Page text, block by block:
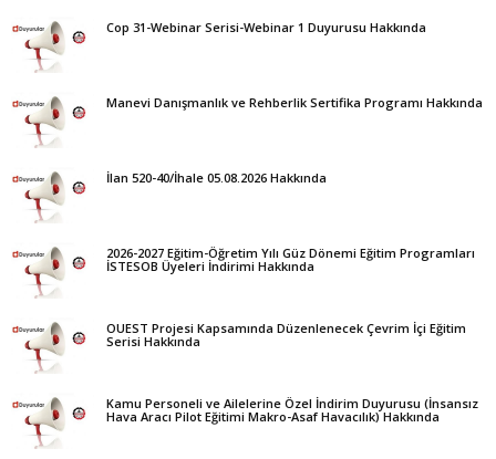
Cop 31-Webinar Serisi-Webinar 1 Duyurusu Hakkında
Manevi Danışmanlık ve Rehberlik Sertifika Programı Hakkında
İlan 520-40/İhale 05.08.2026 Hakkında
2026-2027 Eğitim-Öğretim Yılı Güz Dönemi Eğitim Programları
İSTESOB Üyeleri İndirimi Hakkında
OUEST Projesi Kapsamında Düzenlenecek Çevrim İçi Eğitim
Serisi Hakkında
Kamu Personeli ve Ailelerine Özel İndirim Duyurusu (İnsansız
Hava Aracı Pilot Eğitimi Makro-Asaf Havacılık) Hakkında